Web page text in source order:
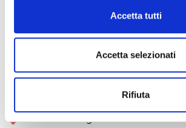
Accetta tutti
Accetta selezionati
Rifiuta
nel rafforzamento del rapporto con la
scientifiche ma che mira a conoscere il
presente, programmare il futuro.
DESCRIZIONE DEGLI INTERVENTI